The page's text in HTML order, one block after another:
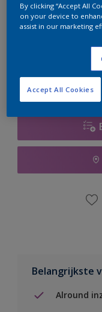
Op dit moment is
er hard aan om
Belangrijkste
Alround
By clicking “Accept All
on your device to
assist in our marketing
Accept All Cookies